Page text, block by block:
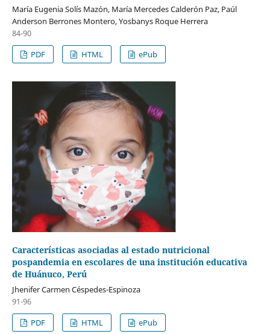
María Eugenia Solís Mazón, María Mercedes Calderón Paz, Paúl
Anderson Berrones Montero, Yosbanys Roque Herrera
84-90
PDF
HTML ePub
Características asociadas al estado nutricional
pospandemia en escolares de una institución educativa
de Huánuco, Perú
Jhenifer Carmen Céspedes-Espinoza
91-96
PDF
HTML ePub